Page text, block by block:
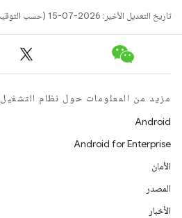
تاريخ التعديل الأخير: 2026-07-15 (حسب التوقيت العالمي المتفَّق عليه)
مزيد من المعلومات حول نظام التشغيل ANDROID
Android
Android for Enterprise
الأمان
المصدر
الأخبار